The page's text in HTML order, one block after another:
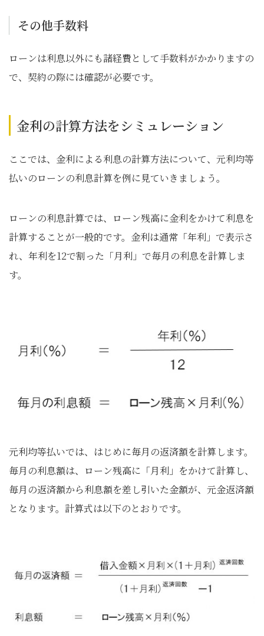
その他手数料
ローンは利息以外にも諸経費として手数料がかかりますの
で、契約の際には確認が必要です。
金利の計算方法をシミュレーション
ここでは、金利による利息の計算方法について、元利均等
払いのローンの利息計算を例に見ていきましょう。
ローンの利息計算では、ローン残高に金利をかけて利息を
計算することが一般的です。金利は通常「年利」で表示さ
れ、年利を12で割った「月利」で毎月の利息を計算しま
す。
元利均等払いでは、はじめに毎月の返済額を計算します。
毎月の利息額は、ローン残高に「月利」をかけて計算し、
毎月の返済額から利息額を差し引いた金額が、元金返済額
となります。計算式は以下のとおりです。